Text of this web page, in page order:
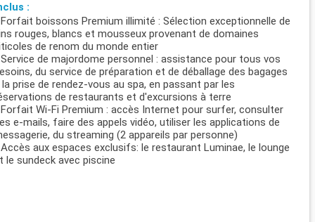
:
boissons Premium illimité : Sélection exceptionnelle de
rouges, blancs et mousseux provenant de domaines
de renom du monde entier
de majordome personnel : assistance pour tous vos
du service de préparation et de déballage des bagages
la prise de rendez-vous au spa, en passant par les
de restaurants et d'excursions à terre
Wi-Fi Premium : accès Internet pour surfer, consulter
e-mails, faire des appels vidéo, utiliser les applications de
du streaming (2 appareils par personne)
aux espaces exclusifs: le restaurant Luminae, le lounge
le sundeck avec piscine